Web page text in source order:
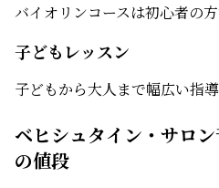
バイオリンコースは初心者の方
子どもレッスン
子どもから大人まで幅広い指導
ベヒシュタイン・サロ
の値段